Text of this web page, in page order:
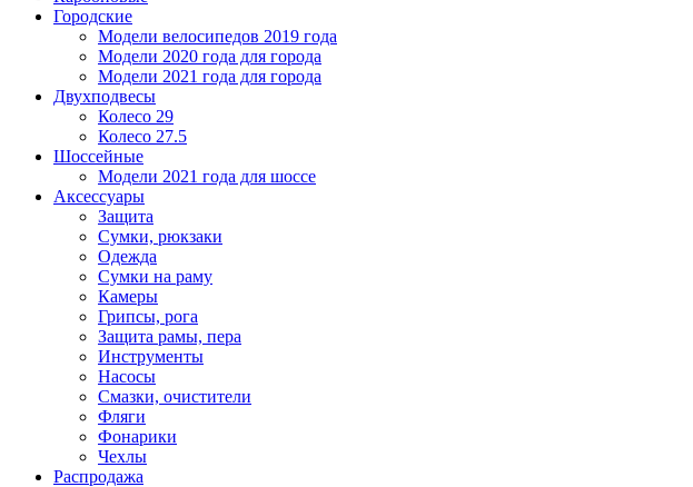
Городские
Модели велосипедов 2019 года
Модели 2020 года для города
Модели 2021 года для города
Двухподвесы
Колесо 29
Колесо 27.5
Шоссейные
Модели 2021 года для шоссе
Аксессуары
Защита
Сумки, рюкзаки
Одежда
Сумки на раму
Камеры
Грипсы, рога
Защита рамы, пера
Инструменты
Насосы
Смазки, очистители
Фляги
Фонарики
Чехлы
Распродажа